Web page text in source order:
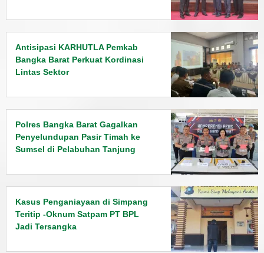
PPAS Tahun 2026
Antisipasi KARHUTLA Pemkab
Bangka Barat Perkuat Kordinasi
Lintas Sektor
Polres Bangka Barat Gagalkan
Penyelundupan Pasir Timah ke
Sumsel di Pelabuhan Tanjung
Kasus Penganiayaan di Simpang
Teritip -Oknum Satpam PT BPL
Jadi Tersangka